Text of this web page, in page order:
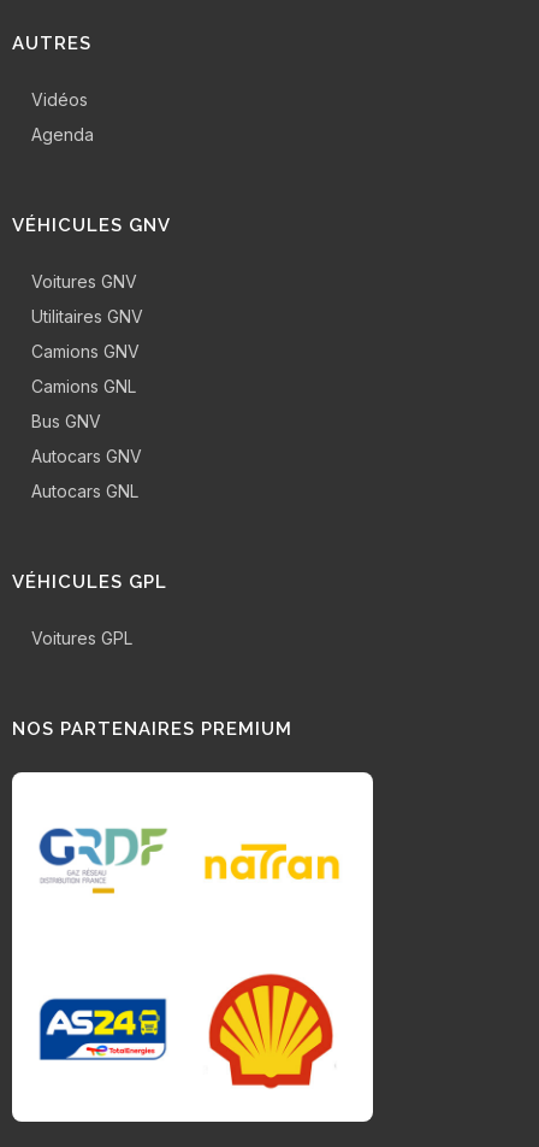
AUTRES
Vidéos
Agenda
VÉHICULES GNV
Voitures GNV
Utilitaires GNV
Camions GNV
Camions GNL
Bus GNV
Autocars GNV
Autocars GNL
VÉHICULES GPL
Voitures GPL
NOS PARTENAIRES PREMIUM